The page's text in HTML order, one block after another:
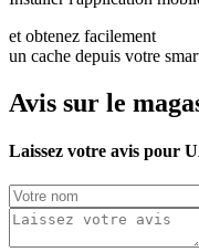
et obtenez facilement
un cache depuis votre
Avis sur le
Laissez votre avis pour